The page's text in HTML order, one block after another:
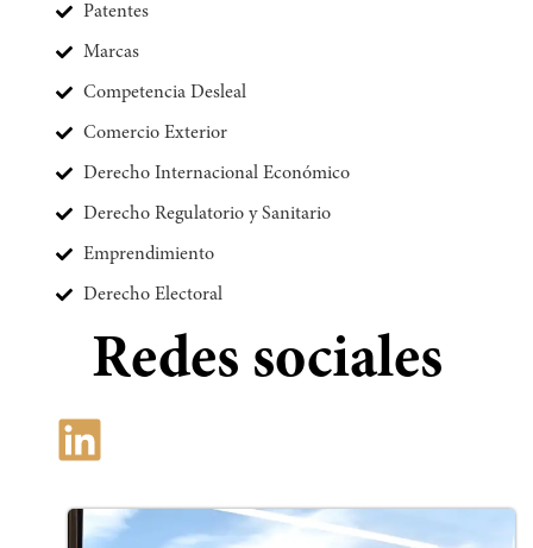
Patentes
Marcas
Competencia Desleal
Comercio Exterior
Derecho Internacional Económico
Derecho Regulatorio y Sanitario
Emprendimiento
Derecho Electoral
Redes sociales